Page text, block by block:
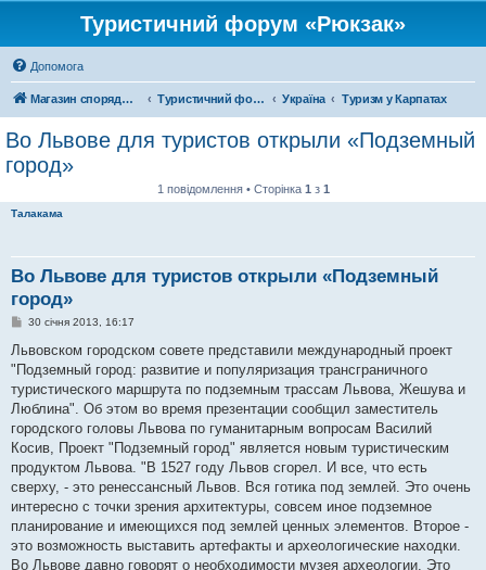
Туристичний форум «Рюкзак»
Допомога
Магазин спорядження Туристичний форум «Рюкзак» Україна Туризм у Карпатах
Во Львове для туристов открыли «Подземный
город»
1 повідомлення • Сторінка 1 з 1
Талакама
Во Львове для туристов открыли «Подземный
город»
П
д
о
м
л
е
н
н
я
30 січня 2013, 16:17
Львовском городском совете представили международный проект
"Подземный город: развитие и популяризация трансграничного
туристического маршрута по подземным трассам Львова, Жешува и
Люблина". Об этом во время презентации сообщил заместитель
городского головы Львова по гуманитарным вопросам Василий
Косив, Проект "Подземный город" является новым туристическим
продуктом Львова. "В 1527 году Львов сгорел. И все, что есть
сверху, - это ренессансный Львов. Вся готика под землей. Это очень
интересно с точки зрения архитектуры, совсем иное подземное
планирование и имеющихся под землей ценных элементов. Второе -
это возможность выставить артефакты и археологические находки.
Во Львове давно говорят о необходимости музея археологии. Это